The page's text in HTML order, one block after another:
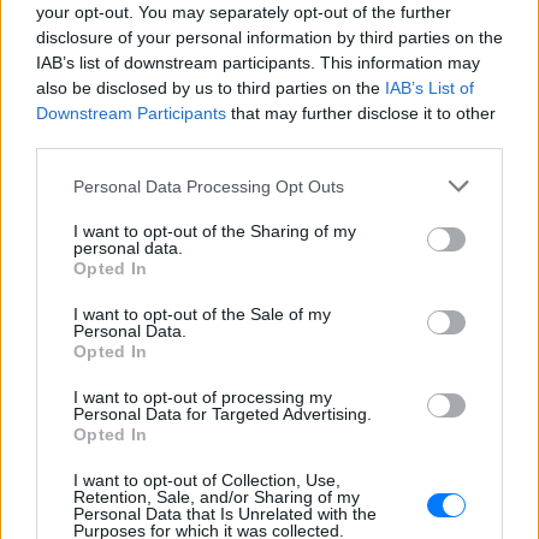
your opt-out. You may separately opt-out of the further
disclosure of your personal information by third parties on the
IAB’s list of downstream participants. This information may
also be disclosed by us to third parties on the IAB’s List of
Downstream Participants that may further disclose it to other
Personal Data Processing Opt Outs
I want to opt-out of the Sharing of my
personal data.
Opted In
I want to opt-out of the Sale of my
Personal Data.
Opted In
I want to opt-out of processing my
Personal Data for Targeted Advertising.
Opted In
I want to opt-out of Collection, Use,
Retention, Sale, and/or Sharing of my
Personal Data that Is Unrelated with the
Purposes for which it was collected.
τα «μέσα παραγωγής» που ιδιοχρησιμοποιούν.
Επιπλέον, για τους ιδιοκτήτες ξενοίκιαστων
(κενών), μη ηλεκτροδοτούμενων και μη
προσοδοφόρων ακινήτων δεν θα ισχύσει φέτος η
έκπτωση του 20% που εφαρμόστηκε το 2014 και το
2015.
Την ίδια στιγμή, όμως, πολυτελείς βίλες σε εκτός
σχεδίου αγροτεμάχια στη Μύκονο θα πληρώνουν τα
υποβαθμισμένη περιοχή στο κέντρο της Αθήνας.
να εξοφλήσουν τον ΕΝΦΙΑ είτε εφάπαξ (στο τέλος
Σεπτεμβρίου 2016) είτε σε 5 μηνιαίες δόσεις, με
την πρώτη να εκπνέει στις 30 Σεπτεμβρίου και η
τελευταία (5η δόση) τον Ιανουάριο του 2017.